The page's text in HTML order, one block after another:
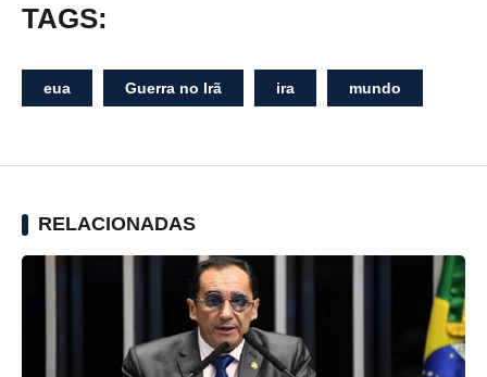
TAGS:
eua Guerra no Irã ira mundo
RELACIONADAS